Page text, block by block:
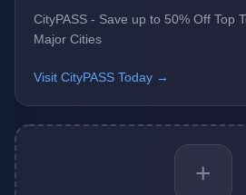
CityPASS - Save up to 50% Off Top
Major Cities
Visit CityPASS Today →
+